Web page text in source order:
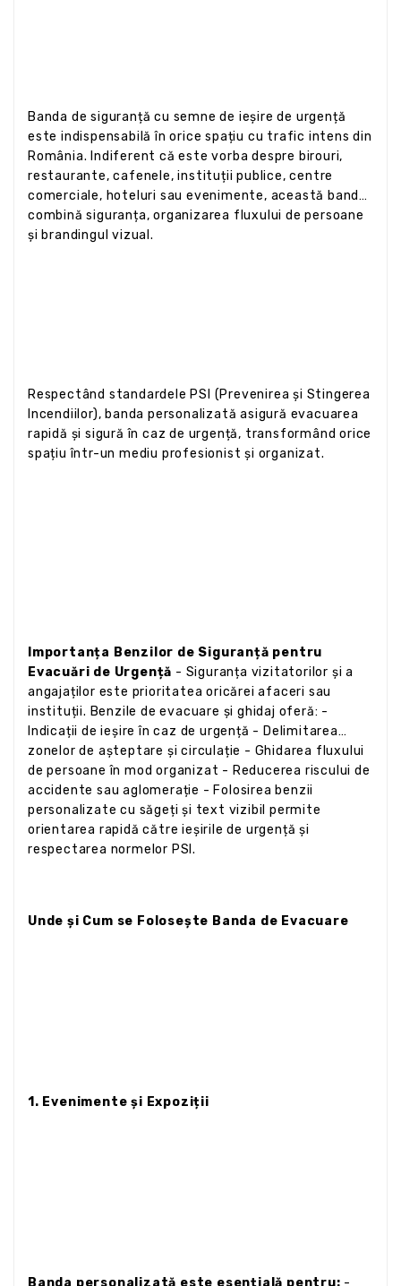
Banda de siguranță cu semne de ieșire de urgență
este indispensabilă în orice spațiu cu trafic intens din
România. Indiferent că este vorba despre birouri,
restaurante, cafenele, instituții publice, centre
comerciale, hoteluri sau evenimente, această bandă
combină siguranța, organizarea fluxului de persoane
și brandingul vizual.
Respectând standardele PSI (Prevenirea și Stingerea
Incendiilor), banda personalizată asigură evacuarea
rapidă și sigură în caz de urgență, transformând orice
spațiu într-un mediu profesionist și organizat.
Importanța Benzilor de Siguranță pentru
Evacuări de Urgență - Siguranța vizitatorilor și a
angajaților este prioritatea oricărei afaceri sau
instituții. Benzile de evacuare și ghidaj oferă: -
Indicații de ieșire în caz de urgență - Delimitarea
zonelor de așteptare și circulație - Ghidarea fluxului
de persoane în mod organizat - Reducerea riscului de
accidente sau aglomerație - Folosirea benzii
personalizate cu săgeți și text vizibil permite
orientarea rapidă către ieșirile de urgență și
respectarea normelor PSI.
Unde și Cum se Folosește Banda de Evacuare
1. Evenimente și Expoziții
Banda personalizată este esențială pentru: -